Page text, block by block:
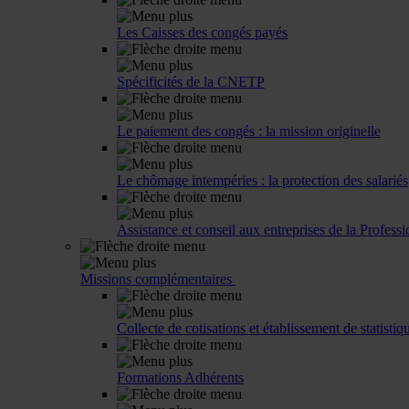
Les Caisses des congés payés
Spécificités de la CNETP
Le paiement des congés : la mission originelle
Le chômage intempéries : la protection des salariés
Assistance et conseil aux entreprises de la
Missions complémentaires
Collecte de cotisations et établissement de
Formations Adhérents